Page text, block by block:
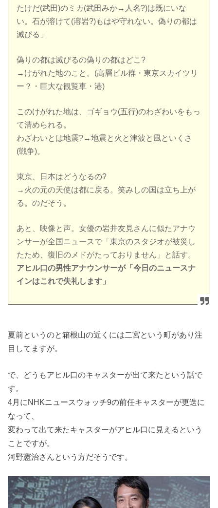
たけだ(武田)のミカ(武田みか→人名?)は既にいな
い。石が溶けて(溶岩?)もはや守れない。偽りの都は
滅びる」
偽りの都は滅びるの偽りの都はどこ?
→けがれた地のこと。(高層ビル群・東京スカイツリ
ー？・巨大な観覧車・港)
このけがれた地は、ゴギョウ(五行)のわざわいをもっ
て清められる。
わざわいとは地震?→地震と火と津波と風といくさ
(戦争)。
東京、日本はどうなるの?
→火の元の天使は都に戻る。笑みしの国は立ち上が
る。のだそう。
あと、映像と声。女優の岩井友見さんに似たアナウ
ンサーが全国ニュースで「東京のスタジオが被災し
たため、復旧のメドがたっておりません」と話す。
アヒル口の男性アナウンサーが「今日のニュースナ
インはこれで失礼します」
夏前というのと箱根山の近くには二宮という町があり注
目してますが。
で、どうもアヒル口のキャスターが出て来たという話で
す。
4月にNHKニュースウォッチ9の前任キャスターが更迭に
なって、
変わって出て来たキャスターがアヒル口に見えるという
ことですが。
河野憲治さんという方だそうです。